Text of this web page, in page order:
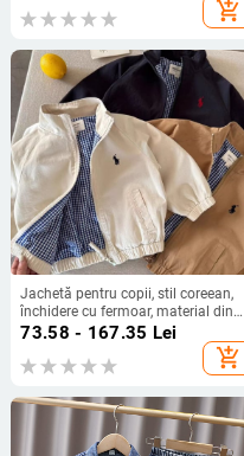
bălăceală, vârsta 2–10 ani
add_shopping_cart
Jachetă pentru copii, stil coreean,
închidere cu fermoar, material din
bumbac, pentru 3–8 ani
73.58 - 167.35 Lei
add_shopping_cart